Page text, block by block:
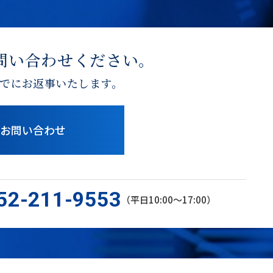
合わせください。
にお返事いたします。
お問い合わせ
211-9553 （平日10:00〜17:00）